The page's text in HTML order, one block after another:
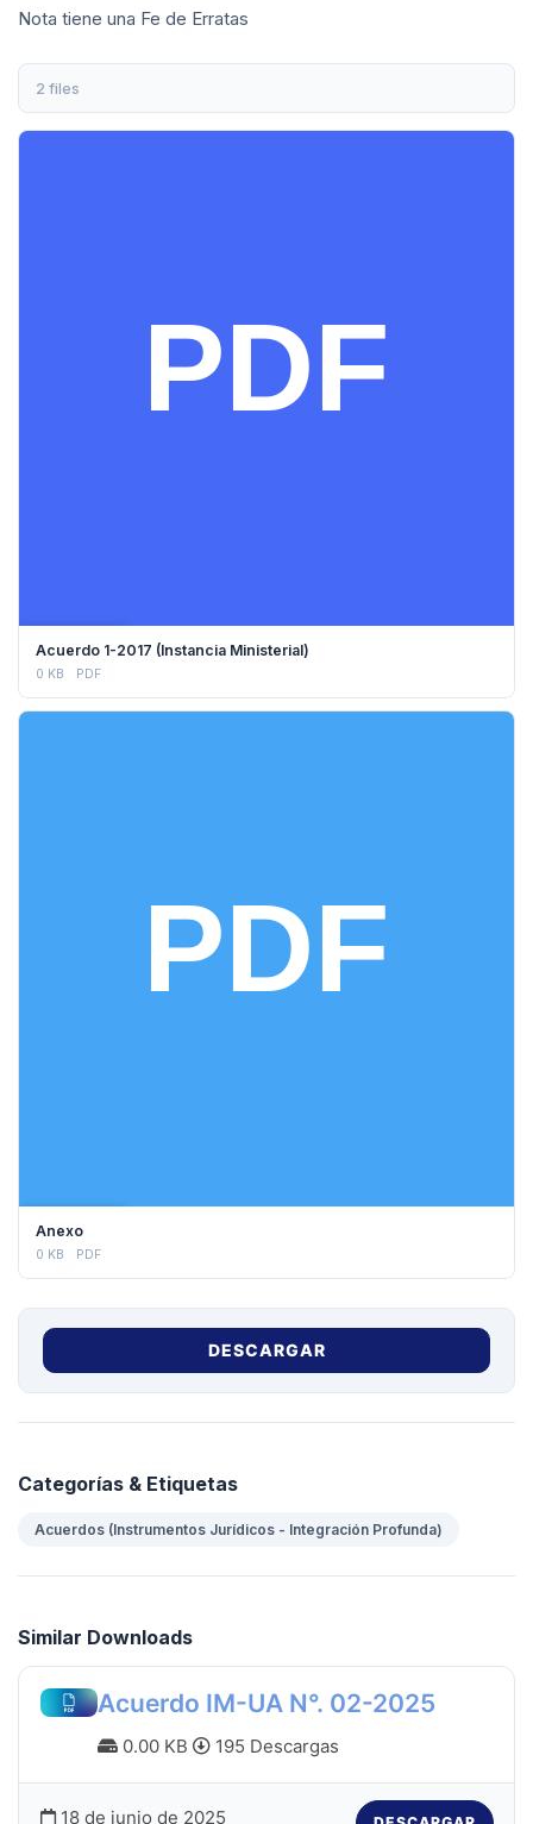
Nota tiene una Fe de Erratas
2 files
Acuerdo 1-2017 (Instancia Ministerial)
0 KB PDF
Anexo
0 KB PDF
DESCARGAR
Categorías & Etiquetas
Acuerdos (Instrumentos Jurídicos - Integración Profunda)
Similar Downloads
Acuerdo IM-UA N°. 02-2025
0.00 KB 195 Descargas
18 de junio de 2025